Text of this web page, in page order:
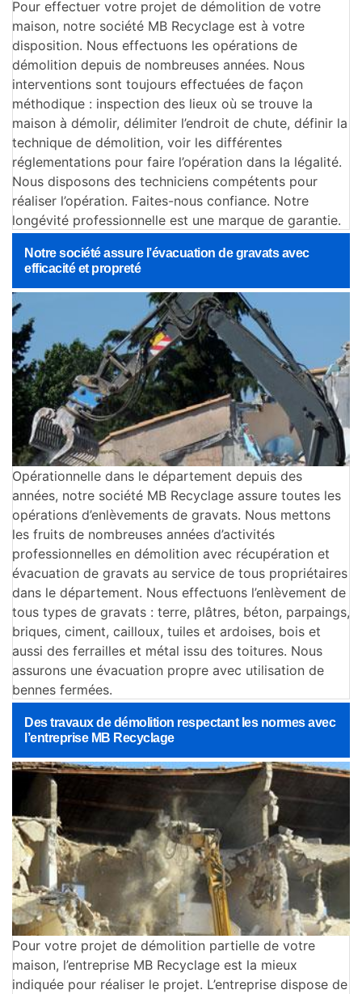
Pour effectuer votre projet de démolition de votre
maison, notre société MB Recyclage est à votre
disposition. Nous effectuons les opérations de
démolition depuis de nombreuses années. Nous
interventions sont toujours effectuées de façon
méthodique : inspection des lieux où se trouve la
maison à démolir, délimiter l’endroit de chute, définir la
technique de démolition, voir les différentes
réglementations pour faire l’opération dans la légalité.
Nous disposons des techniciens compétents pour
réaliser l’opération. Faites-nous confiance. Notre
longévité professionnelle est une marque de garantie.
Notre société assure l’évacuation de gravats avec
efficacité et propreté
Opérationnelle dans le département depuis des
années, notre société MB Recyclage assure toutes les
opérations d’enlèvements de gravats. Nous mettons
les fruits de nombreuses années d’activités
professionnelles en démolition avec récupération et
évacuation de gravats au service de tous propriétaires
dans le département. Nous effectuons l’enlèvement de
tous types de gravats : terre, plâtres, béton, parpaings,
briques, ciment, cailloux, tuiles et ardoises, bois et
aussi des ferrailles et métal issu des toitures. Nous
assurons une évacuation propre avec utilisation de
bennes fermées.
Des travaux de démolition respectant les normes avec
l’entreprise MB Recyclage
Pour votre projet de démolition partielle de votre
maison, l’entreprise MB Recyclage est la mieux
indiquée pour réaliser le projet. L’entreprise dispose de